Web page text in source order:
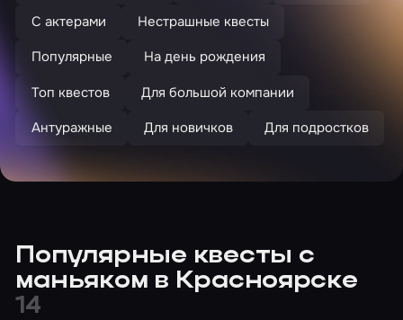
С актерами
Нестрашные квесты
Популярные
На день рождения
Топ квестов
Для большой компании
Антуражные
Для новичков Для подростков
Популярные квесты с
маньяком в Красноярске
14